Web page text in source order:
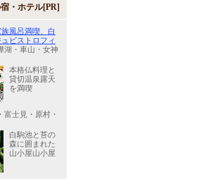
・ホテル[PR]
風呂満喫、白
ビストロフィ
湖・車山・女神
本格仏料理と
貸切温泉露天
を満喫
富士見・原村・
白駒池と苔の
森に囲まれた
山小屋山小屋